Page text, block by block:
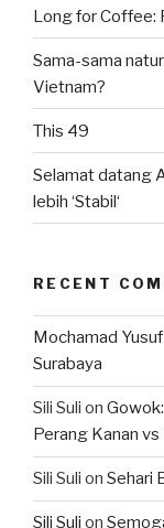
Long for Coffee:
Sama-sama
Vietnam?
This 49
Selamat datang
lebih ‘Stabil‘
RECENT
Mochamad Yusuf
Surabaya
Sili Suli on
Perang Kanan vs
Sili Suli on Sehari
Sili Suli on